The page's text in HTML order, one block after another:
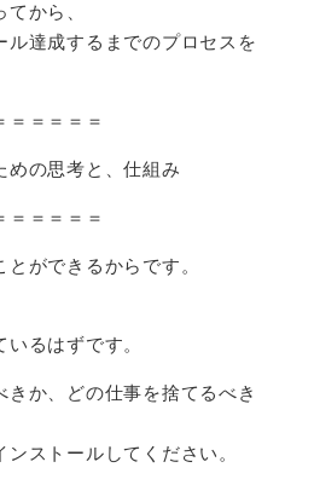
から、
ル達成するまでのプロセスを
＝＝＝＝＝
めの思考と、仕組み
＝＝＝＝＝
ができるからです。
るはずです。
きか、どの仕事を捨てるべき
ストールしてください。